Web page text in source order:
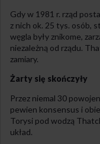
Gdy w 1981 r. rząd
z nich ok. 25 tys. osób,
węgla były znikome,
niezależną od rządu.
zamiary.
Żarty się skończyły
Przez niemal 30
pewien konsensus i
Torysi pod wodzą
układ.